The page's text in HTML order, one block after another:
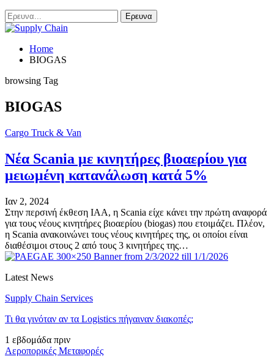
Home
BIOGAS
browsing Tag
BIOGAS
Cargo Truck & Van
Νέα Scania με κινητήρες βιοαερίου για
μειωμένη κατανάλωση κατά 5%
Ιαν 2, 2024
Στην περσινή έκθεση ΙΑΑ, η Scania είχε κάνει την πρώτη αναφορά
για τους νέους κινητήρες βιοαερίου (biogas) που ετοιμάζει. Πλέον,
η Scania ανακοινώνει τους νέους κινητήρες της, οι οποίοι είναι
διαθέσιμοι στους 2 από τους 3 κινητήρες της…
Latest News
Supply Chain Services
Τι θα γινόταν αν τα Logistics πήγαιναν διακοπές;
1 εβδομάδα πριν
Αεροπορικές Μεταφορές